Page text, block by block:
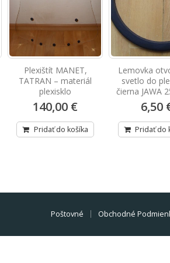
Plexištít MANET,
TATRAN – materiál
plexisklo
140,00 €
Pridať do košíka
Lemovka
svetlo do
čierna JAWA
6,50
Pridať do
Poštovné Obchodné